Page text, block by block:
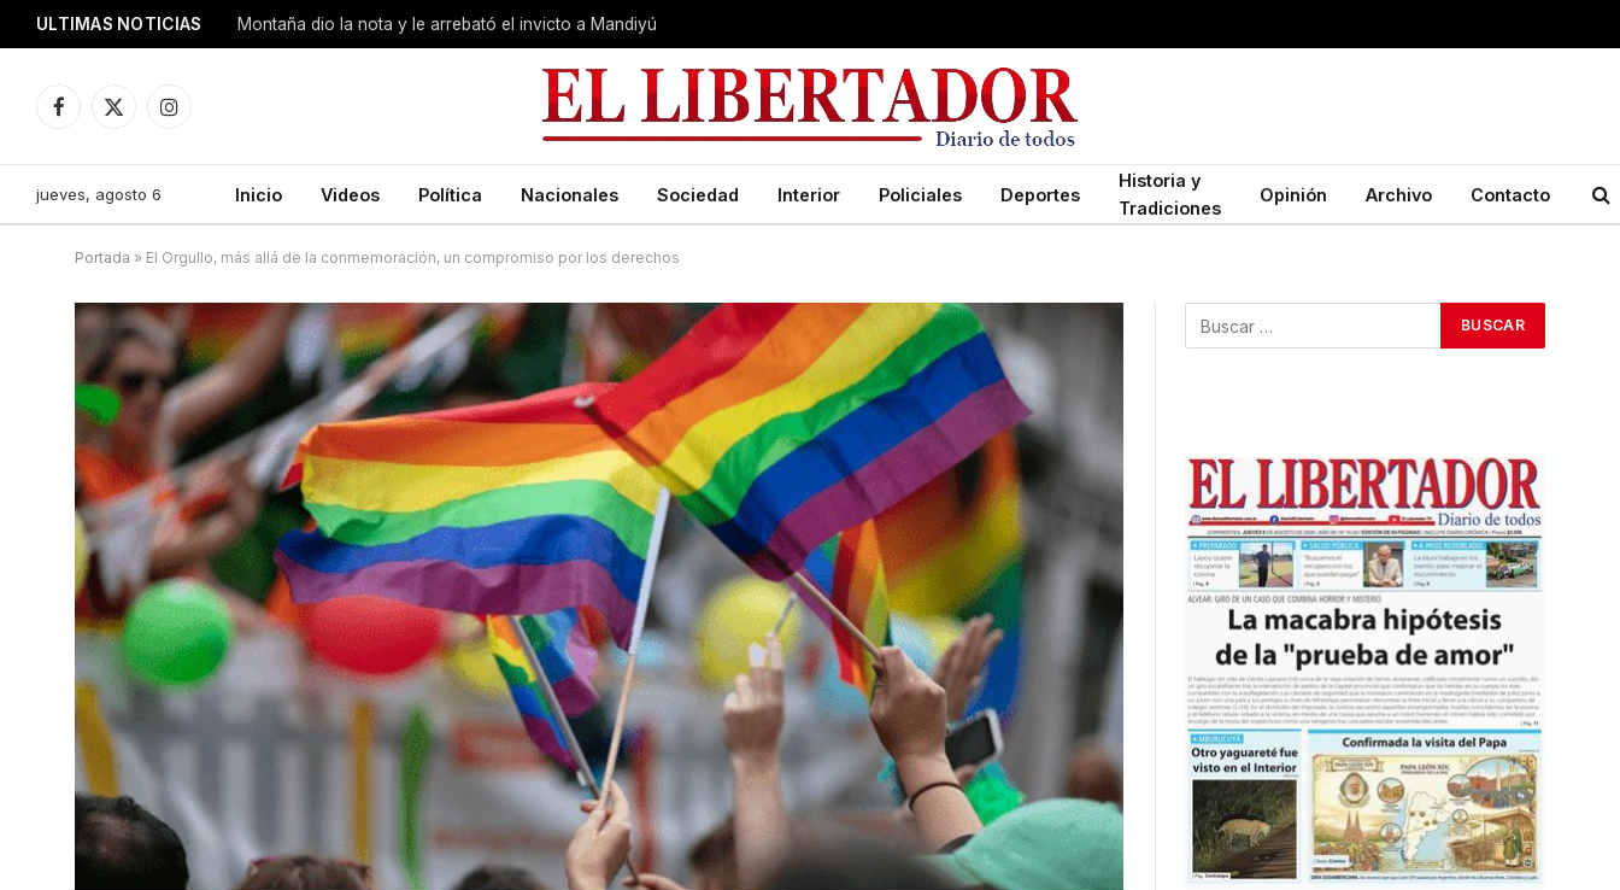
ULTIMAS NOTICIAS Montaña dio la nota y le arrebató el invicto a Mandiyú
Facebook
X
Instagram
jueves, agosto 6 Inicio Videos Política Nacionales Sociedad Interior Policiales Deportes
Historia y
Tradiciones
Opinión Archivo Contacto
Portada » El Orgullo, más allá de la conmemoración, un compromiso por los derechos